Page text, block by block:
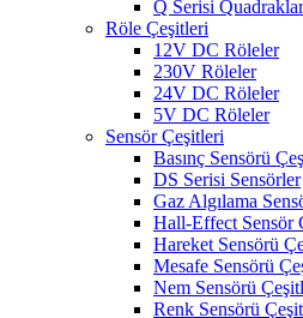
Q Serisi Quadraklar
Röle Çeşitleri
12V DC Röleler
230V Röleler
24V DC Röleler
5V DC Röleler
Sensör Çeşitleri
Basınç Sensörü
DS Serisi Sensörler
Gaz Algılama
Hall-Effect Sensör
Hareket Sensörü
Mesafe Sensörü
Nem Sensörü
Renk Sensörü